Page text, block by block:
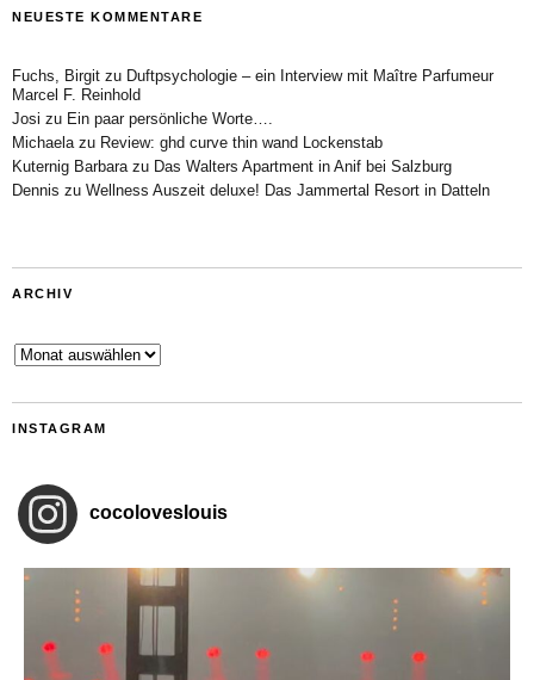
NEUESTE KOMMENTARE
Fuchs, Birgit zu Duftpsychologie – ein Interview mit Maître Parfumeur
Marcel F. Reinhold
Josi zu Ein paar persönliche Worte….
Michaela zu Review: ghd curve thin wand Lockenstab
Kuternig Barbara zu Das Walters Apartment in Anif bei Salzburg
Dennis zu Wellness Auszeit deluxe! Das Jammertal Resort in Datteln
ARCHIV
Archiv
INSTAGRAM
cocoloveslouis